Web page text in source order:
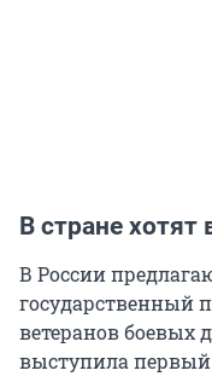
В стране
В России
государственный
ветеранов боевых
выступила